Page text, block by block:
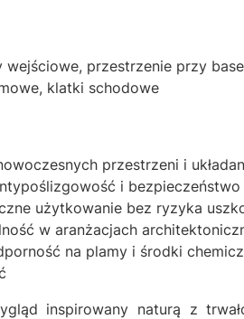
przestrzenie przy
klatki schodowe
przestrzeni i
i
użytkowanie bez ryzyka
w aranżacjach
na plamy i środki
inspirowany naturą z